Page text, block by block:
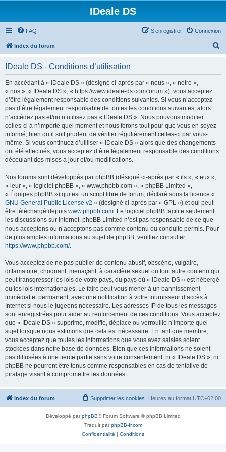
IDeale DS
FAQ Connexion
S’enregistrer
Index du forum
IDeale DS - Conditions d’utilisation
En accédant à « IDeale DS » (désigné ci-après par « nous », « notre »,
« nos », « IDeale DS », « https://www.ideale-ds.com/forum »), vous acceptez
d’être légalement responsable des conditions suivantes. Si vous n’acceptez
pas d’être légalement responsable de toutes les conditions suivantes, alors
n’accédez pas et/ou n’utilisez pas « IDeale DS ». Nous pouvons modifier
celles-ci à n’importe quel moment et nous ferons tout pour que vous en soyez
informé, bien qu’il soit prudent de vérifier régulièrement celles-ci par vous-
même. Si vous continuez d’utiliser « IDeale DS » alors que des changements
ont été effectués, vous acceptez d’être légalement responsable des conditions
découlant des mises à jour et/ou modifications.
Nos forums sont développés par phpBB (désigné ci-après par « ils », « eux »,
« leur », « logiciel phpBB », « www.phpbb.com », « phpBB Limited »,
« Équipes phpBB ») qui est un script libre de forum, déclaré sous la licence «
GNU General Public License v2 » (désigné ci-après par « GPL ») et qui peut
être téléchargé depuis www.phpbb.com. Le logiciel phpBB facilite seulement
les discussions sur Internet. phpBB Limited n’est pas responsable de ce que
nous acceptons ou n’acceptons pas comme contenu ou conduite permis. Pour
de plus amples informations au sujet de phpBB, veuillez consulter :
https://www.phpbb.com/.
Vous acceptez de ne pas publier de contenu abusif, obscène, vulgaire,
diffamatoire, choquant, menaçant, à caractère sexuel ou tout autre contenu qui
peut transgresser les lois de votre pays, du pays où « IDeale DS » est hébergé
ou les lois internationales. Le faire peut vous mener à un bannissement
immédiat et permanent, avec une notification à votre fournisseur d’accès à
Internet si nous le jugeons nécessaire. Les adresses IP de tous les messages
sont enregistrées pour aider au renforcement de ces conditions. Vous acceptez
que « IDeale DS » supprime, modifie, déplace ou verrouille n’importe quel
sujet lorsque nous estimons que cela est nécessaire. En tant que membre,
vous acceptez que toutes les informations que vous avez saisies soient
stockées dans notre base de données. Bien que ces informations ne soient
pas diffusées à une tierce partie sans votre consentement, ni « IDeale DS », ni
phpBB ne pourront être tenus comme responsables en cas de tentative de
piratage visant à compromettre les données.
Index du forum Heures au format UTC+02:00
Supprimer les cookies
Développé parphpBB® Forum Software © phpBB Limited
Traduit parphpBB-fr.com
Confidentialité | Conditions